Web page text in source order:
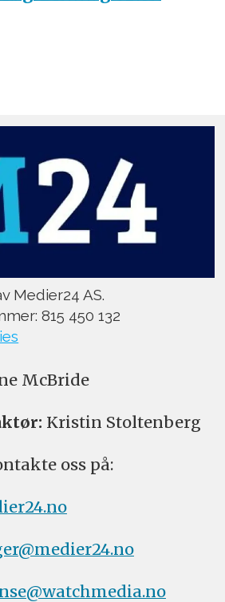
Medier24 AS.
815 450 132
McBride
Kristin Stoltenberg
oss på: